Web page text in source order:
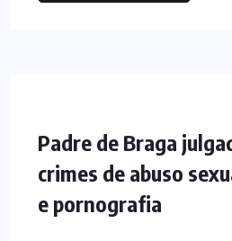
Padre de Braga
crimes de abuso
e pornografia